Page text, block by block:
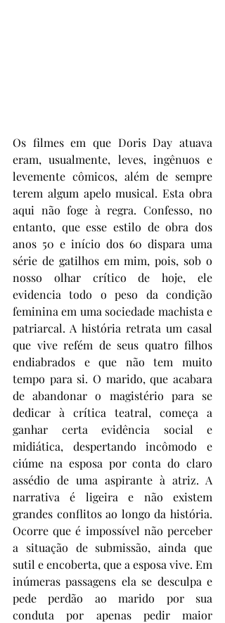
Os filmes em que Doris Day atuava
eram, usualmente, leves, ingênuos e
levemente cômicos, além de sempre
terem algum apelo musical. Esta obra
aqui não foge à regra. Confesso, no
entanto, que esse estilo de obra dos
anos 50 e início dos 60 dispara uma
série de gatilhos em mim, pois, sob o
nosso olhar crítico de hoje, ele
evidencia todo o peso da condição
feminina em uma sociedade machista e
patriarcal. A história retrata um casal
que vive refém de seus quatro filhos
endiabrados e que não tem muito
tempo para si. O marido, que acabara
de abandonar o magistério para se
dedicar à crítica teatral, começa a
ganhar certa evidência social e
midiática, despertando incômodo e
ciúme na esposa por conta do claro
assédio de uma aspirante à atriz. A
narrativa é ligeira e não existem
grandes conflitos ao longo da história.
Ocorre que é impossível não perceber
a situação de submissão, ainda que
sutil e encoberta, que a esposa vive. Em
inúmeras passagens ela se desculpa e
pede perdão ao marido por sua
conduta por apenas pedir maior